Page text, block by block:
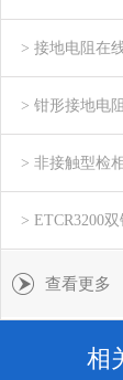
> 接地电阻在
> 钳形接地电
> 非接触型检
> ETCR3200
查看更多
相